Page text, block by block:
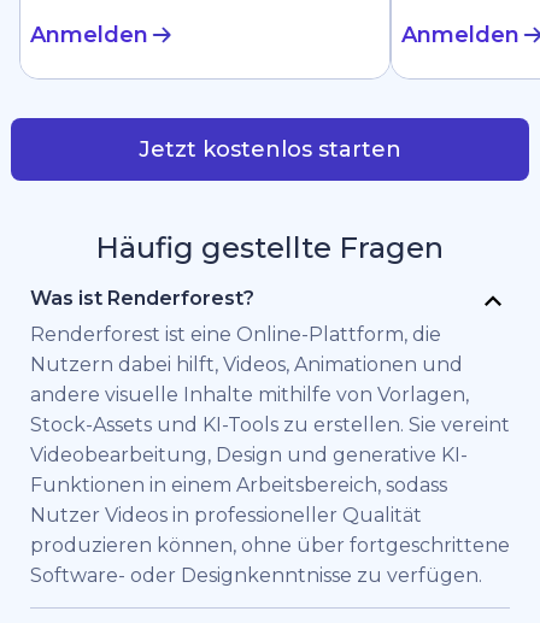
Anmelden Anmelden
Jetzt kostenlos starten
Häufig gestellte Fragen
Was ist Renderforest?
Renderforest ist eine Online-Plattform, die
Nutzern dabei hilft, Videos, Animationen und
andere visuelle Inhalte mithilfe von Vorlagen,
Stock-Assets und KI-Tools zu erstellen. Sie vereint
Videobearbeitung, Design und generative KI-
Funktionen in einem Arbeitsbereich, sodass
Nutzer Videos in professioneller Qualität
produzieren können, ohne über fortgeschrittene
Software- oder Designkenntnisse zu verfügen.